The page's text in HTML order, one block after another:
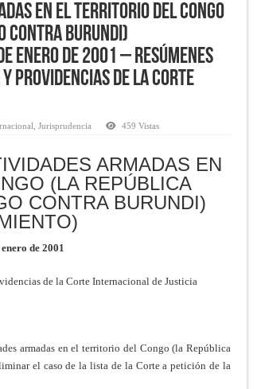
EN EL TERRITORIO DEL CONGO
CONTRA BURUNDI)
enero de 2001 – Resúmenes
providencias de la Corte
Jurisprudencia 459 Vistas
ARMADAS EN
(LA REPÚBLICA
CONTRA BURUNDI)
de 2001
de la Corte Internacional de Justicia
armadas en el territorio del Congo (la República
el caso de la lista de la Corte a petición de la